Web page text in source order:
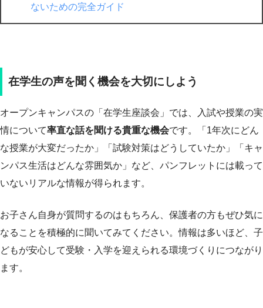
ないための完全ガイド
在学生の声を聞く機会を大切にしよう
オープンキャンパスの「在学生座談会」では、入試や授業の実
情について率直な話を聞ける貴重な機会です。「1年次にどん
な授業が大変だったか」「試験対策はどうしていたか」「キャ
ンパス生活はどんな雰囲気か」など、パンフレットには載って
いないリアルな情報が得られます。
お子さん自身が質問するのはもちろん、保護者の方もぜひ気に
なることを積極的に聞いてみてください。情報は多いほど、子
どもが安心して受験・入学を迎えられる環境づくりにつながり
ます。